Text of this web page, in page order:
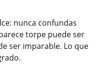
nunca confundas
torpe puede ser
ser imparable. Lo que